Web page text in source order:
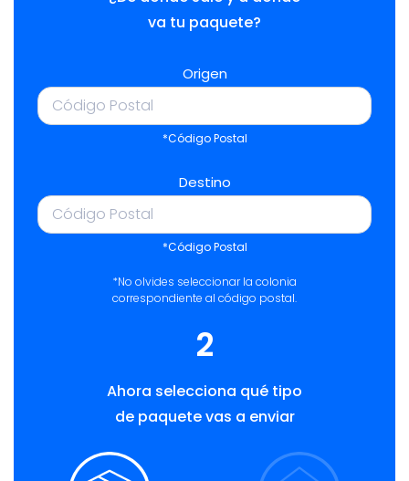
va tu paquete?
Origen
*Código Postal
Destino
*Código Postal
*No olvides seleccionar la colonia
correspondiente al código postal.
2
Ahora selecciona qué tipo
de paquete vas a enviar